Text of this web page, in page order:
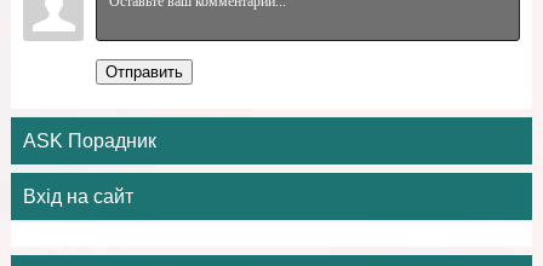
Отправить
ASK Порадник
Вхід на сайт